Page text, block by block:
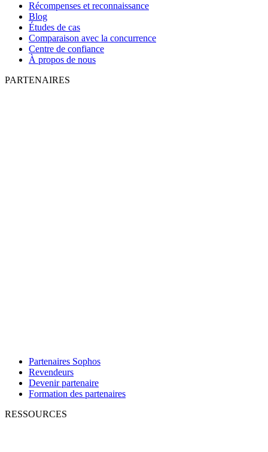
Récompenses et reconnaissance
Blog
Études de cas
Comparaison avec la concurrence
Centre de confiance
À propos de nous
PARTENAIRES
Partenaires Sophos
Revendeurs
Devenir partenaire
Formation des partenaires
RESSOURCES